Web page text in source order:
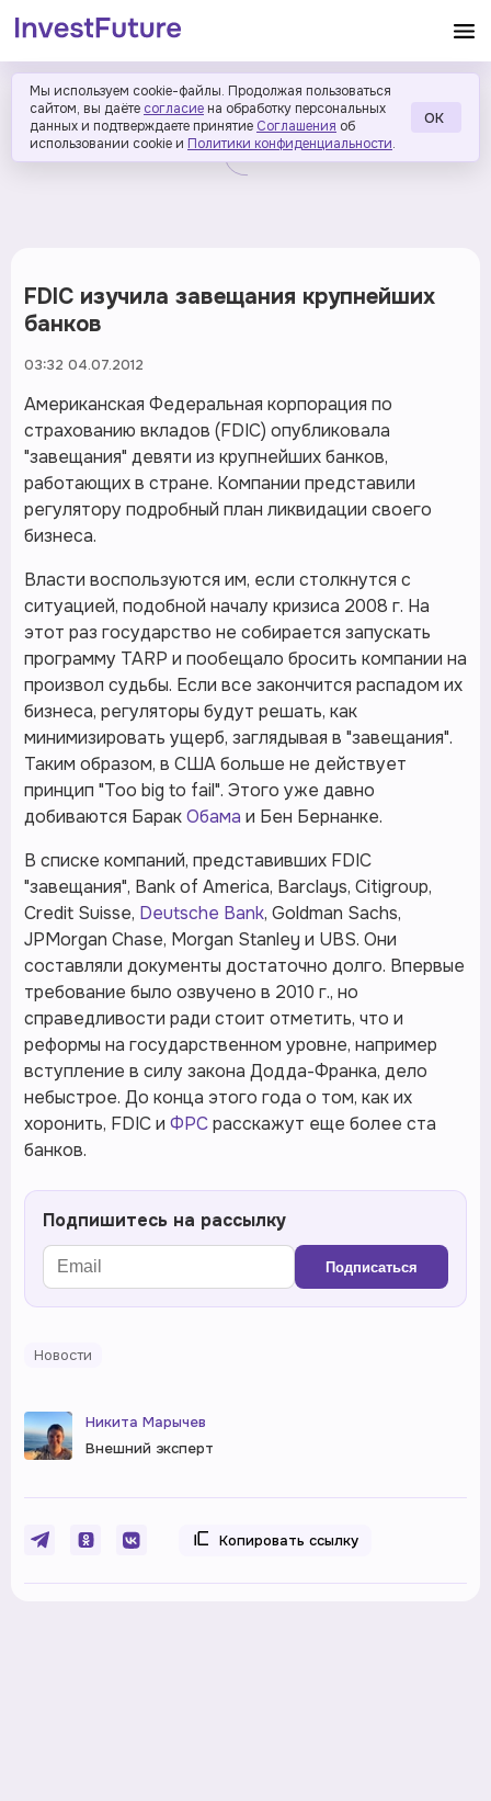
Мы используем cookie-файлы. Продолжая пользоваться
сайтом, вы даёте согласие на обработку персональных
данных и подтверждаете принятие Соглашения об
использовании cookie и Политики конфиденциальности.
ОК
FDIC изучила завещания крупнейших
банков
03:32 04.07.2012
Американская Федеральная корпорация по
страхованию вкладов (FDIC) опубликовала
"завещания" девяти из крупнейших банков,
работающих в стране. Компании представили
регулятору подробный план ликвидации своего
бизнеса.
Власти воспользуются им, если столкнутся с
ситуацией, подобной началу кризиса 2008 г. На
этот раз государство не собирается запускать
программу TARP и пообещало бросить компании на
произвол судьбы. Если все закончится распадом их
бизнеса, регуляторы будут решать, как
минимизировать ущерб, заглядывая в "завещания".
Таким образом, в США больше не действует
принцип "Too big to fail". Этого уже давно
добиваются БаракОбама и Бен Бернанке.
В списке компаний, представивших FDIC
"завещания", Bank of America, Barclays, Citigroup,
Credit Suisse, Deutsche Bank, Goldman Sachs,
JPMorgan Chase, Morgan Stanley и UBS. Они
составляли документы достаточно долго. Впервые
требование было озвучено в 2010 г., но
справедливости ради стоит отметить, что и
реформы на государственном уровне, например
вступление в силу закона Додда-Франка, дело
небыстрое. До конца этого года о том, как их
хоронить, FDIC и ФРСрасскажут еще более ста
банков.
Подпишитесь на рассылку
Подписаться
Новости
Никита Марычев
Внешний эксперт
Копировать ссылку